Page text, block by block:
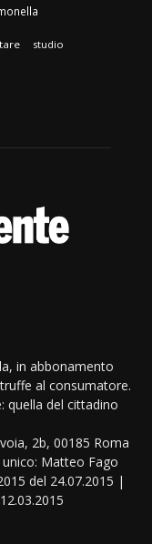
studio
in abbonamento
al consumatore.
quella del cittadino
2b, 00185 Roma
Matteo Fago
del 24.07.2015 |